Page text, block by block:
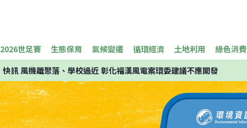
2026世足賽 生態保育 氣候變遷 循環經濟 土地利用 綠色消費
快訊風機離聚落、學校過近 彰化福漢風電案環委建議不應開發